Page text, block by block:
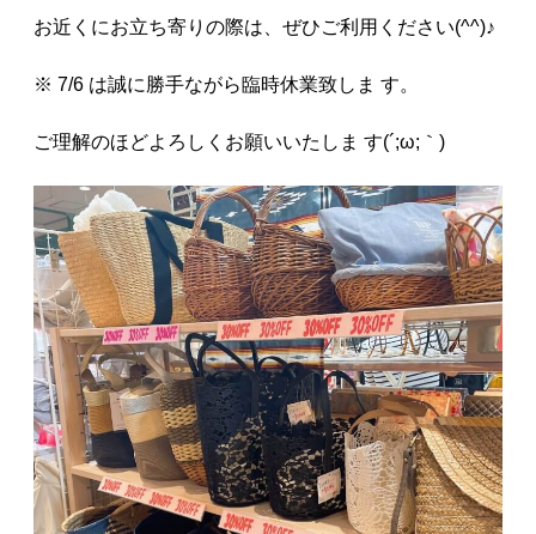
お近くにお立ち寄りの際は、ぜひご利用ください(^^)♪
※ 7/6 は誠に勝手ながら臨時休業致しま す。
ご理解のほどよろしくお願いいたしま す(´;ω;｀)